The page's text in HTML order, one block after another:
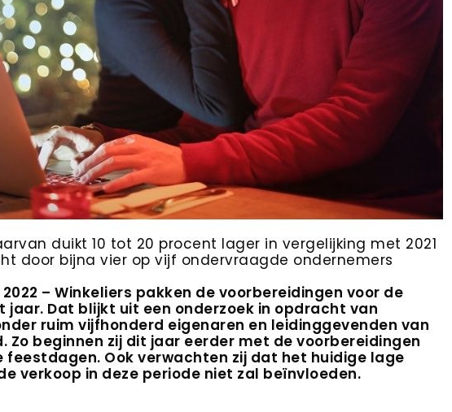
duikt 10 tot 20 procent lager in vergelijking met 2021
door bijna vier op vijf ondervraagde ondernemers
– Winkeliers pakken de voorbereidingen voor de
Dat blijkt uit een onderzoek in opdracht van
ruim vijfhonderd eigenaren en leidinggevenden van
Zo beginnen zij dit jaar eerder met de voorbereidingen
feestdagen. Ook verwachten zij dat het huidige lage
verkoop in deze periode niet zal beïnvloeden.